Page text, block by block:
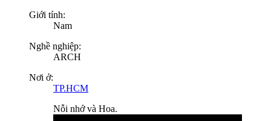
Giới tính:
Nam
Nghề nghiệp:
ARCH
Nơi ở:
TP.HCM
Nỗi nhớ và Hoa.